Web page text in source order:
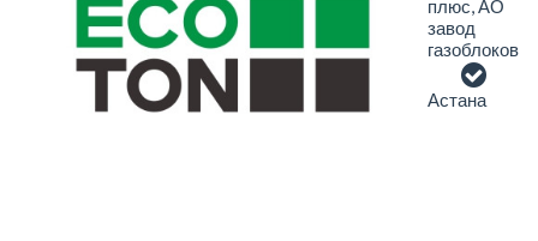
плюс, АО
завод
газоблоков
Астана